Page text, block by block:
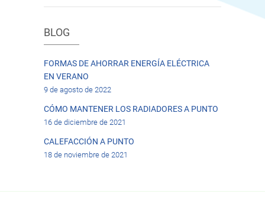
BLOG
FORMAS DE AHORRAR ENERGÍA ELÉCTRICA
EN VERANO
9 de agosto de 2022
CÓMO MANTENER LOS RADIADORES A PUNTO
16 de diciembre de 2021
CALEFACCIÓN A PUNTO
18 de noviembre de 2021